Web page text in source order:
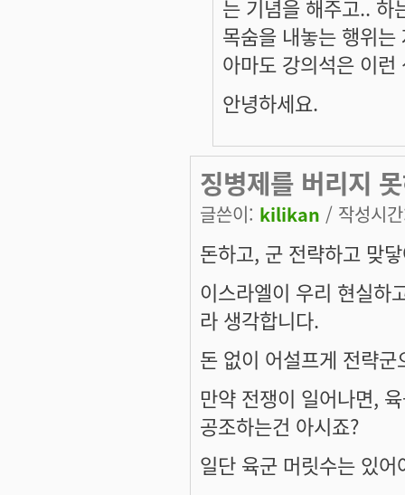
는 기념을 해주고.. 하
목숨을 내놓는 행위
아마도 강의석은 이
안녕하세요.
징병제를 버리지
글쓴이: kilikan / 작성시
돈하고, 군 전략하고 맞
이스라엘이 우리 현실하
라 생각합니다.
돈 없이 어설프게 전략
만약 전쟁이 일어나면,
공조하는건 아시죠?
일단 육군 머릿수는 있어